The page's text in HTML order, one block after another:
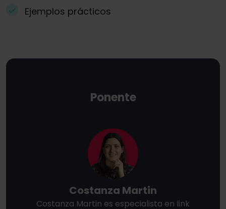
Ejemplos prácticos
Ponente
Costanza Martin
Costanza Martin es especialista en link